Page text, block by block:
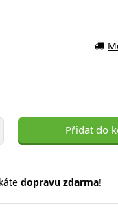
Přidat do
dopravu zdarma!